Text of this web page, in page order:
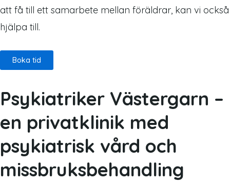
att få till ett samarbete mellan föräldrar, kan vi också
hjälpa till.
Boka tid
Psykiatriker Västergarn –
en privatklinik med
psykiatrisk vård och
missbruksbehandling